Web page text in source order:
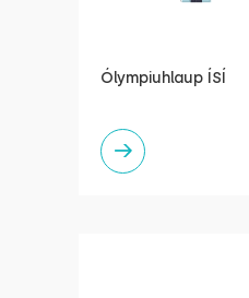
Ólympiuhlaup ÍSÍ